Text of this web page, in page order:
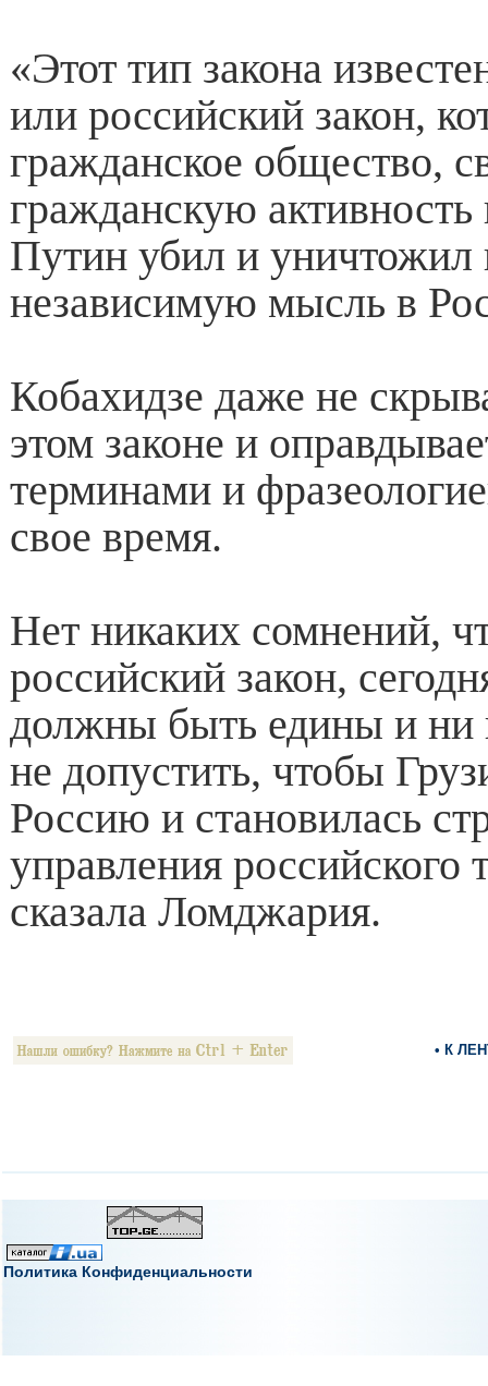
«Этот тип закона
или российский закон,
гражданское общество,
гражданскую
Путин убил и уничтожил
независимую мысль в
Кобахидзе даже не
этом законе и
терминами и
свое время.
Нет никаких сомнений,
российский закон,
должны быть едины и ни
не допустить, чтобы
Россию и становилась
управления
сказала Ломджария.
• К
Политика Конфиденциальности